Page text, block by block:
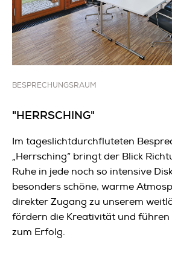
BESPRECHUNGSRAUM
"HERRSCHING"
Im tageslichtdurchfluteten
„Herrsching“ bringt der Blick
Ruhe in jede noch so intensive
besonders schöne, warme
direkter Zugang zu unserem
fördern die Kreativität und führen
zum Erfolg.